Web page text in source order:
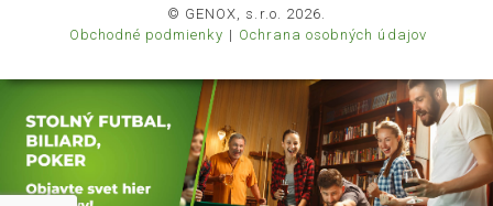
© GENOX, s.r.o. 2026.
Obchodné podmienky
Ochrana osobných údajov